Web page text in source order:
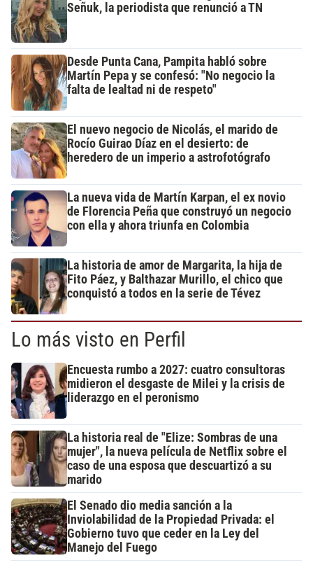
Señuk, la periodista que renunció a TN
Desde Punta Cana, Pampita habló sobre
Martín Pepa y se confesó: "No negocio la
falta de lealtad ni de respeto"
El nuevo negocio de Nicolás, el marido de
Rocío Guirao Díaz en el desierto: de
heredero de un imperio a astrofotógrafo
La nueva vida de Martín Karpan, el ex novio
de Florencia Peña que construyó un negocio
con ella y ahora triunfa en Colombia
La historia de amor de Margarita, la hija de
Fito Páez, y Balthazar Murillo, el chico que
conquistó a todos en la serie de Tévez
Lo más visto en Perfil
Encuesta rumbo a 2027: cuatro consultoras
midieron el desgaste de Milei y la crisis de
liderazgo en el peronismo
La historia real de "Elize: Sombras de una
mujer", la nueva película de Netflix sobre el
caso de una esposa que descuartizó a su
marido
El Senado dio media sanción a la
Inviolabilidad de la Propiedad Privada: el
Gobierno tuvo que ceder en la Ley del
Manejo del Fuego